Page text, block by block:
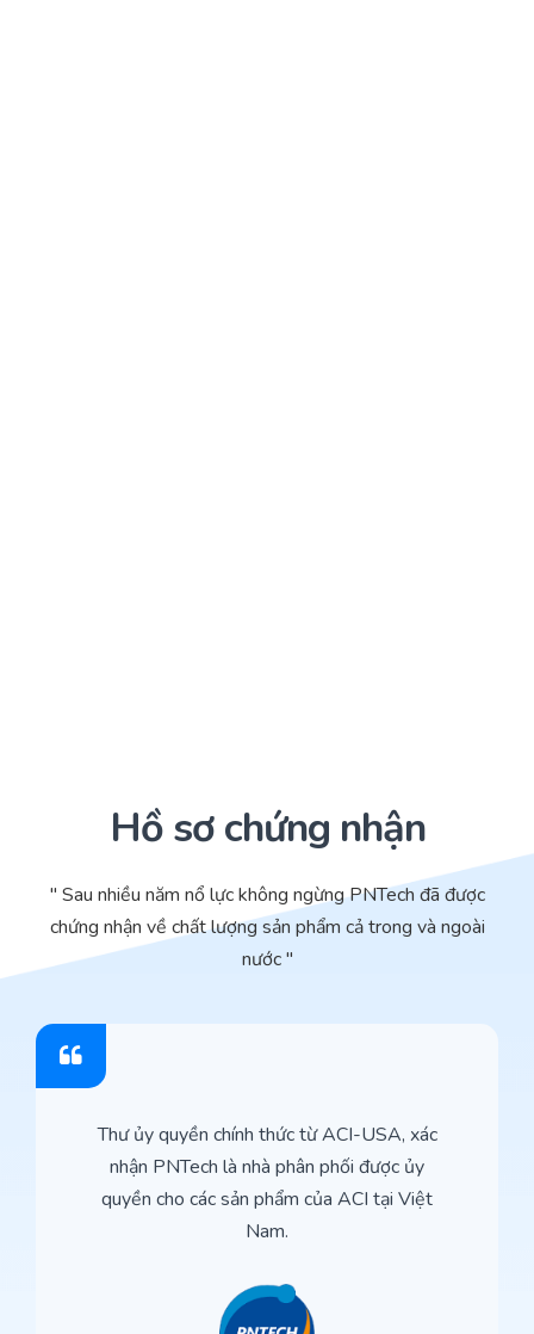
Hồ sơ chứng nhận
" Sau nhiều năm nổ lực không ngừng PNTech đã được
chứng nhận về chất lượng sản phẩm cả trong và ngoài
nước "
Thư ủy quyền chính thức từ ACI-USA, xác
nhận PNTech là nhà phân phối được ủy
quyền cho các sản phẩm của ACI tại Việt
Nam.